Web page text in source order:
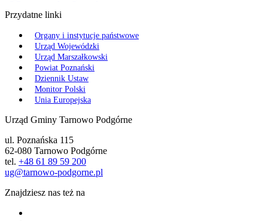
Przydatne linki
Organy i instytucje państwowe
Urząd Wojewódzki
Urząd Marszałkowski
Powiat Poznański
Dziennik Ustaw
Monitor Polski
Unia Europejska
Urząd Gminy Tarnowo Podgórne
ul. Poznańska 115
62-080 Tarnowo Podgórne
tel. +48 61 89 59 200
ug@tarnowo-podgorne.pl
Znajdziesz nas też na